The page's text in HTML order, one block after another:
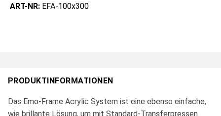
ART-NR: EFA-100x300
PRODUKTINFORMATIONEN
Das Emo-Frame Acrylic System ist eine ebenso einfache,
wie brillante Lösung, um mit Standard-Transferpressen